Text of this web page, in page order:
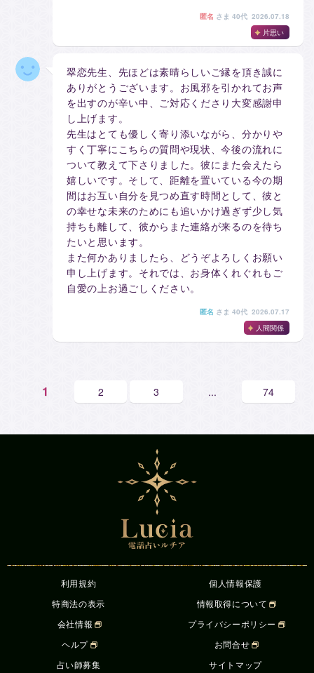
匿名 さま 40代 2026.07.18
片思い
翠恋先生、先ほどは素晴らしいご縁を頂き誠に
ありがとうございます。お風邪を引かれてお声
を出すのが辛い中、ご対応くださり大変感謝申
し上げます。
先生はとても優しく寄り添いながら、分かりや
すく丁寧にこちらの質問や現状、今後の流れに
ついて教えて下さりました。彼にまた会えたら
嬉しいです。そして、距離を置いている今の期
間はお互い自分を見つめ直す時間として、彼と
の幸せな未来のためにも追いかけ過ぎず少し気
持ちも離して、彼からまた連絡が来るのを待ち
たいと思います。
また何かありましたら、どうぞよろしくお願い
申し上げます。それでは、お身体くれぐれもご
自愛の上お過ごしください。
匿名 さま 40代 2026.07.17
人間関係
1 2 3 ... 74
利用規約
個人情報保護
特商法の表示
情報取得について
会社情報
プライバシーポリシー
ヘルプ
お問合せ
占い師募集
サイトマップ